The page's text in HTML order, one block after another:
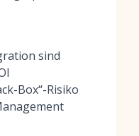
sind
Box“-Risiko